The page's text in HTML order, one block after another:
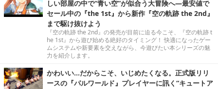
しい部屋の中で“青い空”が似合う大冒険へ―最安値で
セール中の『the 1st』から新作『空の軌跡 the 2nd』
まで駆け抜けよう
『空の軌跡 the 2nd』の発売が目前に迫る今こそ、『空の軌跡 t
he 1st』から遊び始める絶好のタイミング！ 快適になったゲー
ムシステムや新要素を交えながら、今遊びたい本シリーズの魅
力を紹介します。
かわいい…だからこそ、いじめたくなる。正式版リリ
ースの『パルワールド』プレイヤーに訊く“キュートア